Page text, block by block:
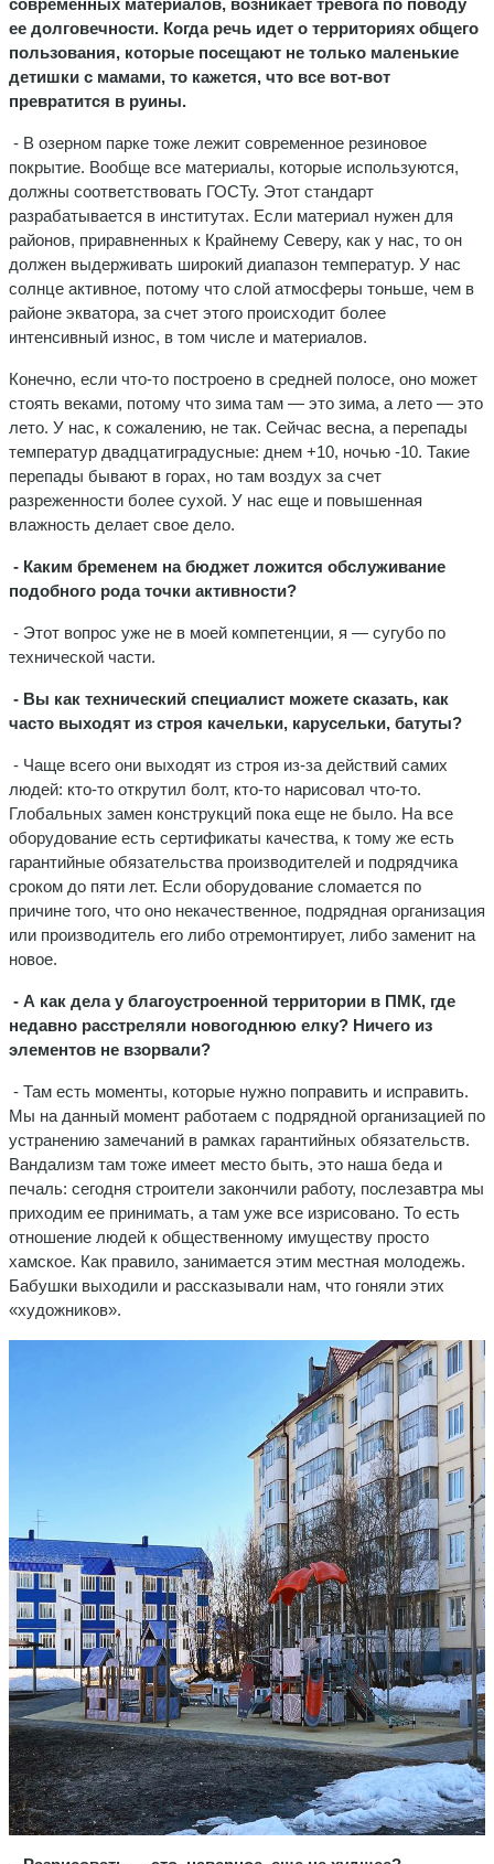
ее долговечности. Когда речь идет о территориях общего
пользования, которые посещают не только маленькие
детишки с мамами, то кажется, что все вот-вот
превратится в руины.
- В озерном парке тоже лежит современное резиновое
покрытие. Вообще все материалы, которые используются,
должны соответствовать ГОСТу. Этот стандарт
разрабатывается в институтах. Если материал нужен для
районов, приравненных к Крайнему Северу, как у нас, то он
должен выдерживать широкий диапазон температур. У нас
солнце активное, потому что слой атмосферы тоньше, чем в
районе экватора, за счет этого происходит более
интенсивный износ, в том числе и материалов.
Конечно, если что-то построено в средней полосе, оно может
стоять веками, потому что зима там — это зима, а лето — это
лето. У нас, к сожалению, не так. Сейчас весна, а перепады
температур двадцатиградусные: днем +10, ночью -10. Такие
перепады бывают в горах, но там воздух за счет
разреженности более сухой. У нас еще и повышенная
влажность делает свое дело.
- Каким бременем на бюджет ложится обслуживание
подобного рода точки активности?
- Этот вопрос уже не в моей компетенции, я — сугубо по
технической части.
- Вы как технический специалист можете сказать, как
часто выходят из строя качельки, карусельки, батуты?
- Чаще всего они выходят из строя из-за действий самих
людей: кто-то открутил болт, кто-то нарисовал что-то.
Глобальных замен конструкций пока еще не было. На все
оборудование есть сертификаты качества, к тому же есть
гарантийные обязательства производителей и подрядчика
сроком до пяти лет. Если оборудование сломается по
причине того, что оно некачественное, подрядная организация
или производитель его либо отремонтирует, либо заменит на
новое.
- А как дела у благоустроенной территории в ПМК, где
недавно расстреляли новогоднюю елку? Ничего из
элементов не взорвали?
- Там есть моменты, которые нужно поправить и исправить.
Мы на данный момент работаем с подрядной организацией по
устранению замечаний в рамках гарантийных обязательств.
Вандализм там тоже имеет место быть, это наша беда и
печаль: сегодня строители закончили работу, послезавтра мы
приходим ее принимать, а там уже все изрисовано. То есть
отношение людей к общественному имуществу просто
хамское. Как правило, занимается этим местная молодежь.
Бабушки выходили и рассказывали нам, что гоняли этих
«художников».